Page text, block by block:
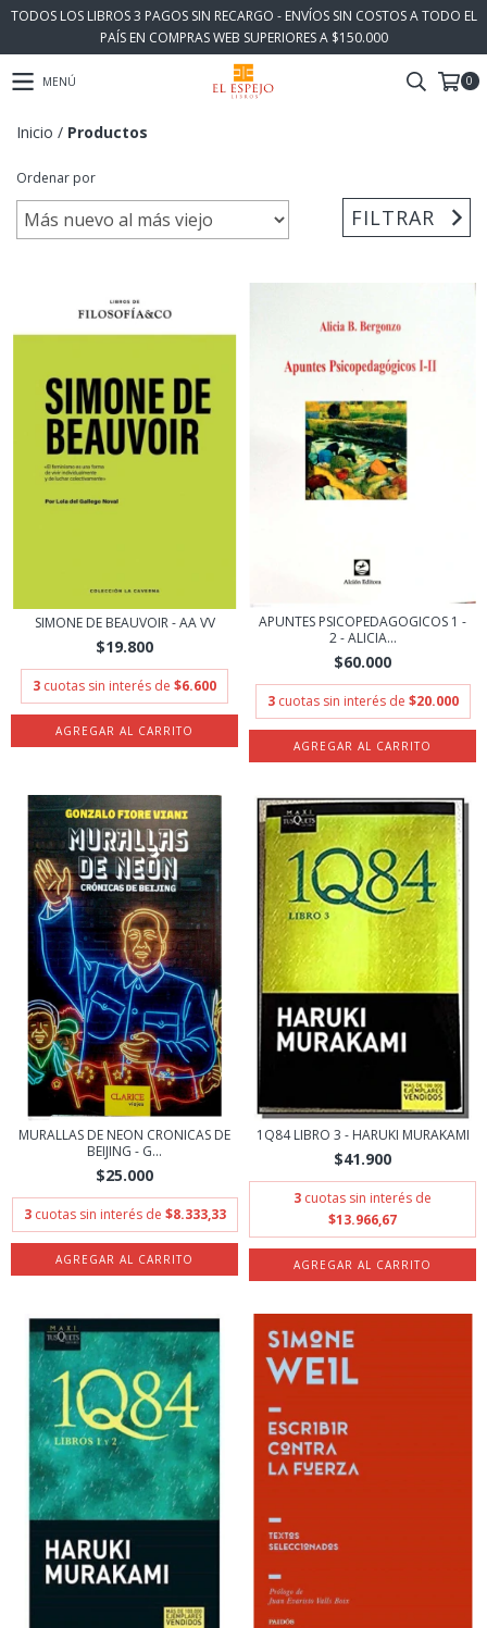
TODOS LOS LIBROS 3 PAGOS SIN RECARGO - ENVÍOS SIN COSTOS A TODO EL
PAÍS EN COMPRAS WEB SUPERIORES A $150.000
MENÚ 0
Inicio / Productos
Ordenar por
FILTRAR
SIMONE DE BEAUVOIR - AA VV
$19.800
3 cuotas sin interés de $6.600
APUNTES PSICOPEDAGOGICOS 1 -
2 - ALICIA...
$60.000
3 cuotas sin interés de $20.000
MURALLAS DE NEON CRONICAS DE
BEIJING - G...
$25.000
3 cuotas sin interés de $8.333,33
1Q84 LIBRO 3 - HARUKI MURAKAMI
$41.900
3 cuotas sin interés de
$13.966,67